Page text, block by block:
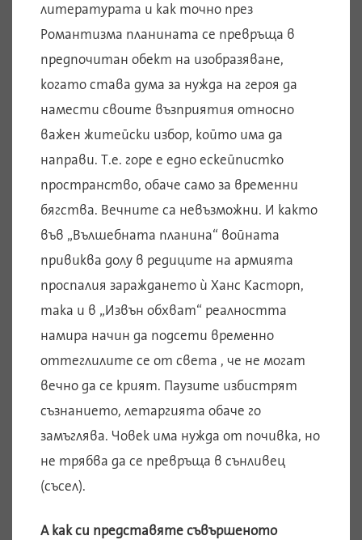
литературата и как точно през
Романтизма планината се превръща в
предпочитан обект на изобразяване,
когато става дума за нужда на героя да
намести своите възприятия относно
важен житейски избор, който има да
направи. Т.е. горе е едно ескейпистко
пространство, обаче само за временни
бягства. Вечните са невъзможни. И както
във „Вълшебната планина“ войната
привиква долу в редиците на армията
проспалия зараждането ѝ Ханс Касторп,
така и в „Извън обхват“ реалността
намира начин да подсети временно
оттеглилите се от света , че не могат
вечно да се крият. Паузите избистрят
съзнанието, летаргията обаче го
замъглява. Човек има нужда от почивка, но
не трябва да се превръща в сънливец
(съсел).
А как си представяте съвършеното